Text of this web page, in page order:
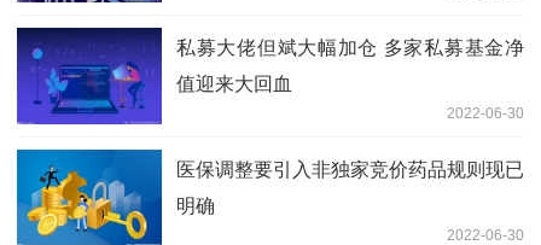
私募大佬但斌大幅加仓 多家私募基金净
值迎来大回血
2022-06-30
医保调整要引入非独家竞价药品规则现已
明确
2022-06-30